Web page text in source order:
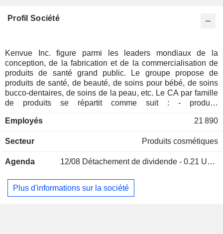
Profil Société
Kenvue Inc. figure parmi les leaders mondiaux de la
conception, de la fabrication et de la commercialisation de
produits de santé grand public. Le groupe propose de
produits de santé, de beauté, de soins pour bébé, de soins
bucco-dentaires, de soins de la peau, etc. Le CA par famille
de produits se répartit comme suit : - produits
du rhume, des allergies, de la douleur, de l'indigestion, de la
Frenadol, Codral, Reactine, Tylenol, Motrin, Calpol,
produits de soins personnels (30,3%) : notamment produits
féminine et de traitement des plaies (marques Listerine,
Desitin, Carefree, Stayfree, Band-Aid, Neosporin, etc.) ; -
Employés 21 890
Secteur Produits cosmétiques
Agenda 12/08 Détachement de dividende - 0.21 USD
Plus d'informations sur la société